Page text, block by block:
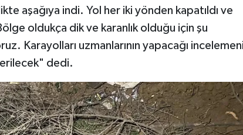
aşağıya indi. Yol her iki yönden kapatıldı ve
oldukça dik ve karanlık olduğu için şu
Karayolları uzmanlarının yapacağı
dedi.